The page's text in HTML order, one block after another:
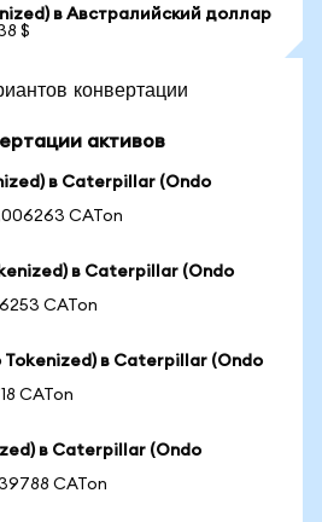
в Австралийский доллар
$
конвертации
активов
в Caterpillar (Ondo
CATon
в Caterpillar (Ondo
CATon
Tokenized) в Caterpillar (Ondo
CATon
в Caterpillar (Ondo
CATon